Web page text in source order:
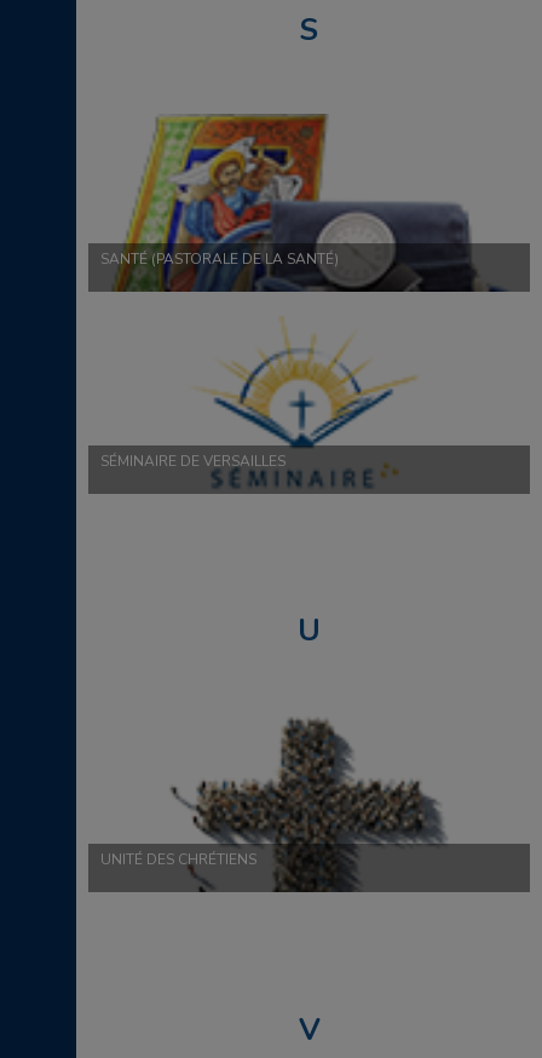
S
SANTÉ (PASTORALE DE LA SANTÉ)
SÉMINAIRE DE VERSAILLES
U
UNITÉ DES CHRÉTIENS
V